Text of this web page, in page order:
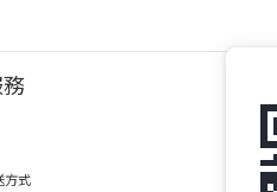
方式